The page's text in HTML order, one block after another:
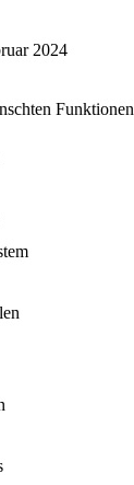
2024
Funktionen